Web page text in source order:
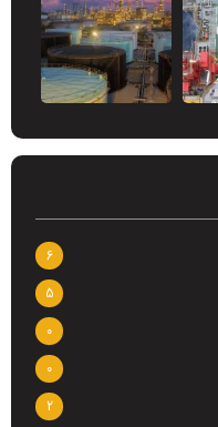
6
5
0
0
2